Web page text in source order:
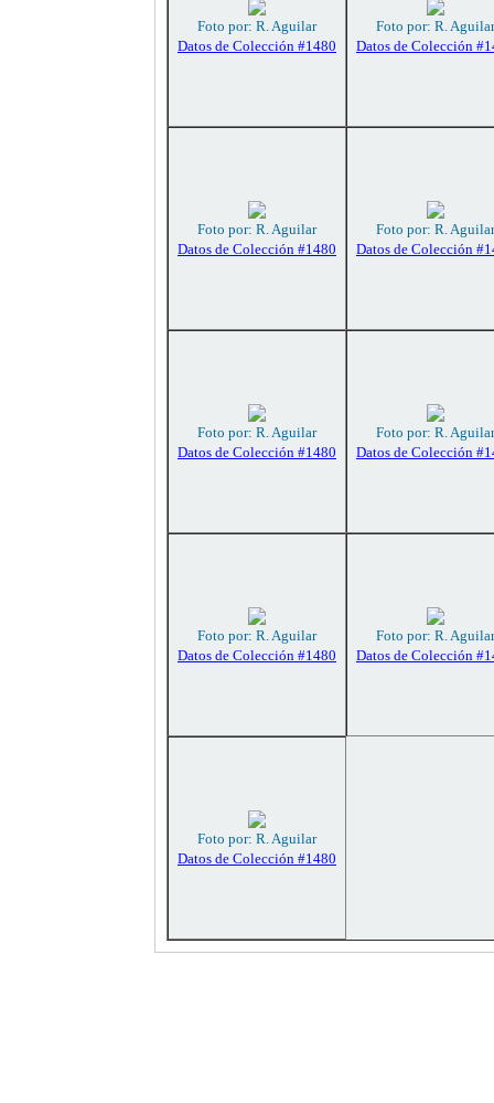
Foto por: R. Aguilar
Datos de Colección #1480
Foto por: R. Aguilar
Datos de Colección
Foto por: R. Aguilar
Datos de Colección #1480
Foto por: R. Aguilar
Datos de Colección
Foto por: R. Aguilar
Datos de Colección #1480
Foto por: R. Aguilar
Datos de Colección
Foto por: R. Aguilar
Datos de Colección #1480
Foto por: R. Aguilar
Datos de Colección
Foto por: R. Aguilar
Datos de Colección #1480